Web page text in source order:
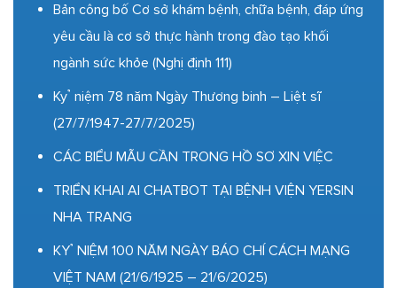
Bản công bố Cơ sở khám bệnh, chữa bệnh, đáp ứng
yêu cầu là cơ sở thực hành trong đào tạo khối
ngành sức khỏe (Nghị định 111)
Kỷ niệm 78 năm Ngày Thương binh – Liệt sĩ
(27/7/1947-27/7/2025)
CÁC BIỂU MẪU CẦN TRONG HỒ SƠ XIN VIỆC
TRIỂN KHAI AI CHATBOT TẠI BỆNH VIỆN YERSIN
NHA TRANG
KỶ NIỆM 100 NĂM NGÀY BÁO CHÍ CÁCH MẠNG
VIỆT NAM (21/6/1925 – 21/6/2025)